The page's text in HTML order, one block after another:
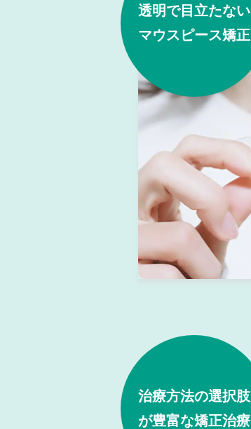
透明で目立たない
マウスピース矯正
治療方法の選択肢
が豊富な矯正治療